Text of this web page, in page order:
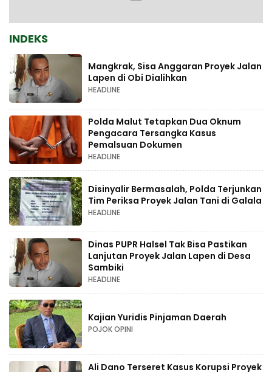
INDEKS
Mangkrak, Sisa Anggaran Proyek Jalan
Lapen di Obi Dialihkan
HEADLINE
Polda Malut Tetapkan Dua Oknum
Pengacara Tersangka Kasus
Pemalsuan Dokumen
HEADLINE
Disinyalir Bermasalah, Polda Terjunkan
Tim Periksa Proyek Jalan Tani di Galala
HEADLINE
Dinas PUPR Halsel Tak Bisa Pastikan
Lanjutan Proyek Jalan Lapen di Desa
Sambiki
HEADLINE
Kajian Yuridis Pinjaman Daerah
POJOK OPINI
Ali Dano Terseret Kasus Korupsi Proyek